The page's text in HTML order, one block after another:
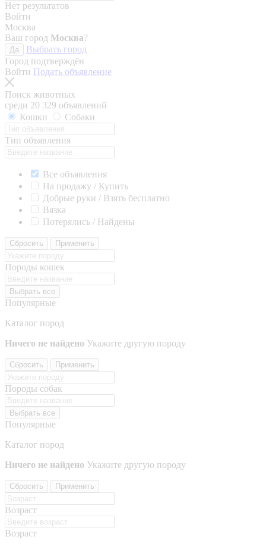
Нет результатов
Войти
Москва
Ваш город Москва?
Да
Выбрать город
Город подтверждён
Войти Подать объявление
Поиск животных
среди 20 329 объявлений
Кошки
Собаки
Тип объявления
Все объявления
На продажу / Купить
Добрые руки / Взять бесплатно
Вязка
Потерялись / Найдены
Сбросить Применить
Породы кошек
Выбрать все
Популярные
Каталог пород
Ничего не найдено Укажите другую породу
Сбросить Применить
Породы собак
Выбрать все
Популярные
Каталог пород
Ничего не найдено Укажите другую породу
Сбросить Применить
Возраст
Возраст